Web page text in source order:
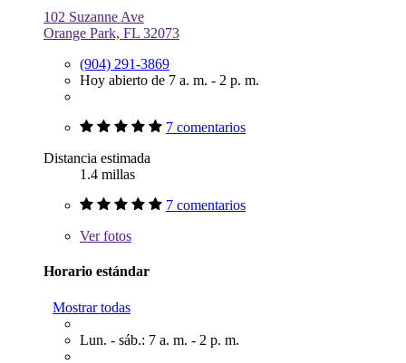
102 Suzanne Ave
Orange Park, FL 32073
(904) 291-3869
Hoy abierto de 7 a. m. - 2 p. m.
7 comentarios
Distancia estimada
1.4 millas
7 comentarios
Verfotos
Horario estándar
Mostrar todas
Lun. - sáb.: 7 a. m. - 2 p. m.